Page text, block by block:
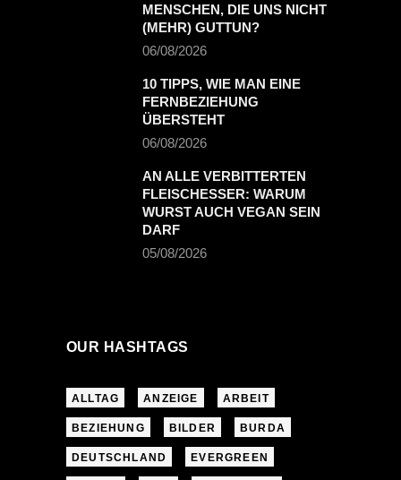
MENSCHEN, DIE UNS NICHT
(MEHR) GUTTUN?
06/08/2026
10 TIPPS, WIE MAN EINE
FERNBEZIEHUNG
ÜBERSTEHT
06/08/2026
AN ALLE VERBITTERTEN
FLEISCHESSER: WARUM
WURST AUCH VEGAN SEIN
DARF
05/08/2026
OUR HASHTAGS
ALLTAG ANZEIGE ARBEIT
BEZIEHUNG BILDER BURDA
DEUTSCHLAND EVERGREEN